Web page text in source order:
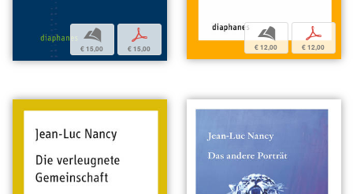
b
€ 15,00
p
€ 15,00
b
€ 12,00
p
€ 12,00